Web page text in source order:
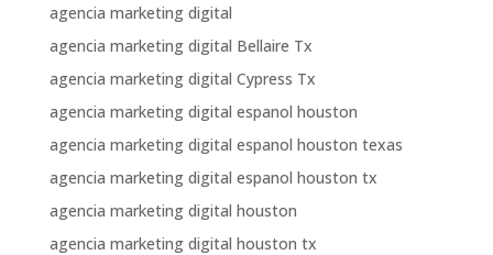
agencia marketing digital
agencia marketing digital Bellaire Tx
agencia marketing digital Cypress Tx
agencia marketing digital espanol houston
agencia marketing digital espanol houston texas
agencia marketing digital espanol houston tx
agencia marketing digital houston
agencia marketing digital houston tx